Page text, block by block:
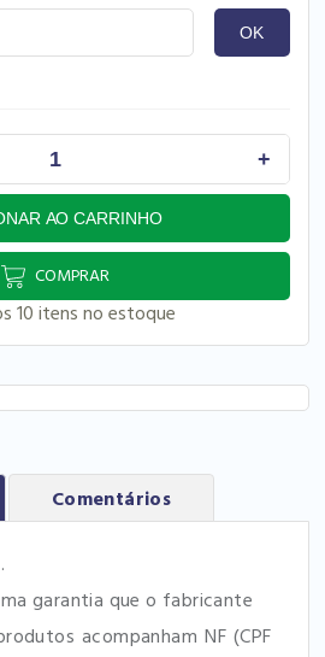
COMPRAR
10 itens no estoque
Comentários
garantia que o fabricante
acompanham NF (CPF